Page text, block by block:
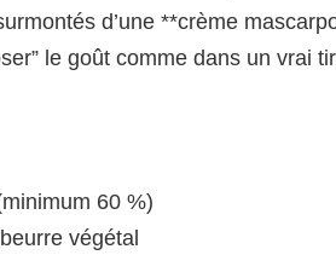
d’une **crème
le goût comme dans un vrai
60 %)
végétal